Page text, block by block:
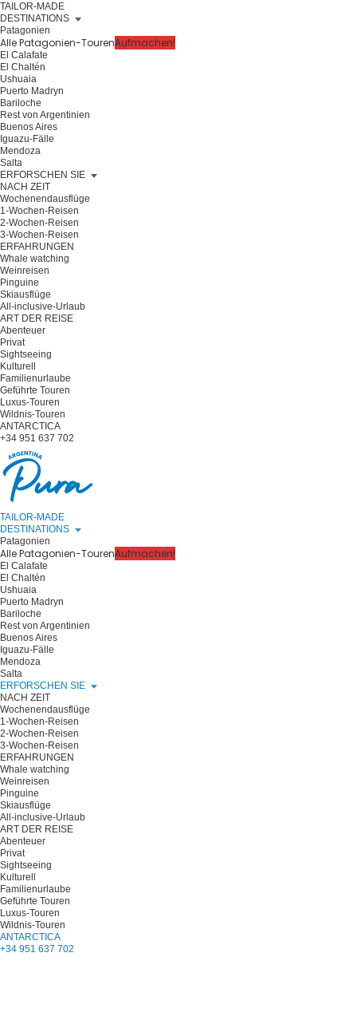
TAILOR-MADE
DESTINATIONS
Patagonien
Alle Patagonien-TourenAufmachen!
El Calafate
El Chaltén
Ushuaia
Puerto Madryn
Bariloche
Rest von Argentinien
Buenos Aires
Iguazu-Fälle
Mendoza
Salta
ERFORSCHEN SIE
NACH ZEIT
Wochenendausflüge
1-Wochen-Reisen
2-Wochen-Reisen
3-Wochen-Reisen
ERFAHRUNGEN
Whale watching
Weinreisen
Pinguine
Skiausflüge
All-inclusive-Urlaub
ART DER REISE
Abenteuer
Privat
Sightseeing
Kulturell
Familienurlaube
Geführte Touren
Luxus-Touren
Wildnis-Touren
ANTARCTICA
+34 951 637 702
TAILOR-MADE
DESTINATIONS
Patagonien
Alle Patagonien-TourenAufmachen!
El Calafate
El Chaltén
Ushuaia
Puerto Madryn
Bariloche
Rest von Argentinien
Buenos Aires
Iguazu-Fälle
Mendoza
Salta
ERFORSCHEN SIE
NACH ZEIT
Wochenendausflüge
1-Wochen-Reisen
2-Wochen-Reisen
3-Wochen-Reisen
ERFAHRUNGEN
Whale watching
Weinreisen
Pinguine
Skiausflüge
All-inclusive-Urlaub
ART DER REISE
Abenteuer
Privat
Sightseeing
Kulturell
Familienurlaube
Geführte Touren
Luxus-Touren
Wildnis-Touren
ANTARCTICA
+34 951 637 702